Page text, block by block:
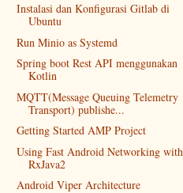
Instalasi dan Konfigurasi Gitlab di
Ubuntu
Run Minio as Systemd
Spring boot Rest API menggunakan
Kotlin
MQTT(Message Queuing Telemetry
Transport) publishe...
Getting Started AMP Project
Using Fast Android Networking with
RxJava2
Android Viper Architecture